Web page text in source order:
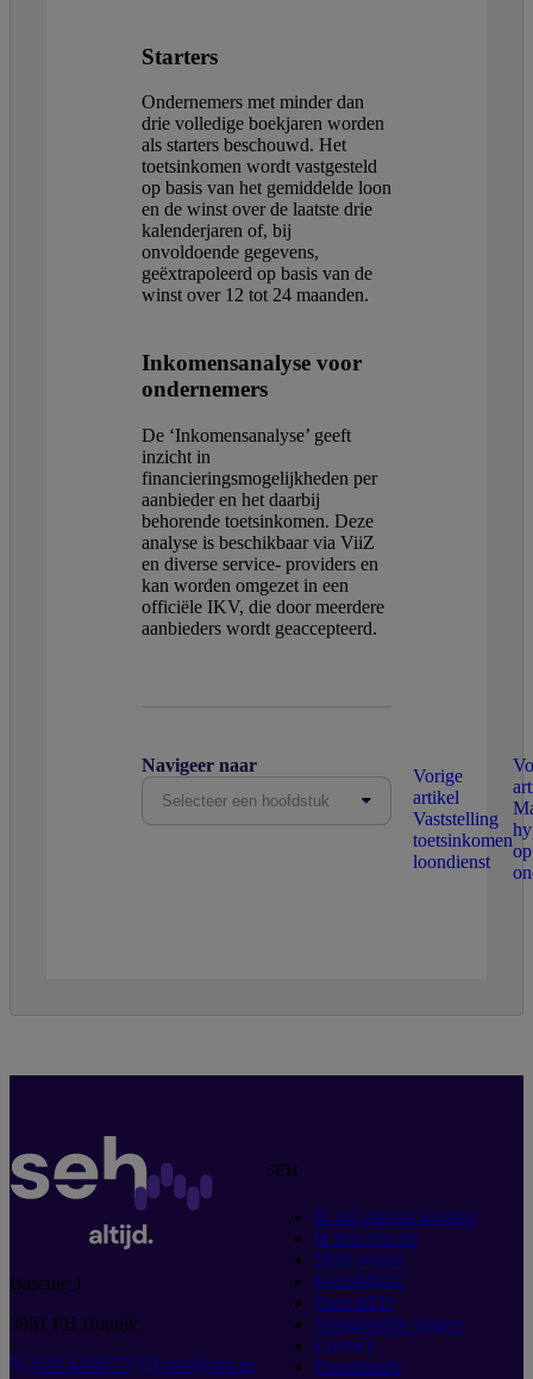
Starters
Ondernemers met minder dan
drie volledige boekjaren worden
als starters beschouwd. Het
toetsinkomen wordt vastgesteld
op basis van het gemiddelde loon
en de winst over de laatste drie
kalenderjaren of, bij
onvoldoende gegevens,
geëxtrapoleerd op basis van de
winst over 12 tot 24 maanden.
Inkomensanalyse voor
ondernemers
De ‘Inkomensanalyse’ geeft
inzicht in
financieringsmogelijkheden per
aanbieder en het daarbij
behorende toetsinkomen. Deze
analyse is beschikbaar via ViiZ
en diverse service- providers en
kan worden omgezet in een
officiële IKV, die door meerdere
aanbieders wordt geaccepteerd.
Navigeer naar
Selecteer een hoofdstuk
Vorige
artikel
Vaststelling
toetsinkomen
loondienst
op
Bascule 1
3981 PH Bunnik
020 4289573
info@seh.nl
SEH
Ik wil erkend worden
Ik ben erkend
SEH events
Kennisbank
Over SEH
Veelgestelde vragen
Contact
Downloads